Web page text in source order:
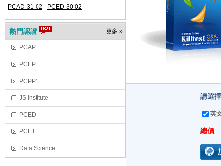
PCAD-31-02 PCED-30-02
更多 »
熱門認證
PCAP
PCEP
PCPP1
JS Institute
PCED
PCET
Data Science
請選
英
總價